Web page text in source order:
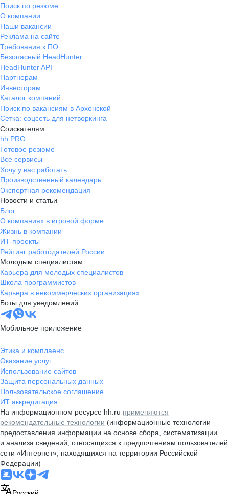
Поиск по резюме
О компании
Наши вакансии
Реклама на сайте
Требования к ПО
Безопасный HeadHunter
HeadHunter API
Партнерам
Инвесторам
Каталог компаний
Поиск по вакансиям в Архонской
Сетка: соцсеть для нетворкинга
Соискателям
hh PRO
Готовое резюме
Все сервисы
Хочу у вас работать
Производственный календарь
Экспертная рекомендация
Новости и статьи
Блог
О компаниях в игровой форме
Жизнь в компании
ИТ-проекты
Рейтинг работодателей России
Молодым специалистам
Карьера для молодых специалистов
Школа программистов
Карьера в некоммерческих организациях
Боты для уведомлений
Мобильное приложение
Этика и комплаенс
Оказание услуг
Использование сайтов
Защита персональных данных
Пользовательское соглашение
ИТ аккредитация
На информационном ресурсе hh.ru применяются
рекомендательные технологии (информационные технологии
предоставления информации на основе сбора, систематизации
и анализа сведений, относящихся к предпочтениям пользователей
сети «Интернет», находящихся на территории Российской
Федерации)